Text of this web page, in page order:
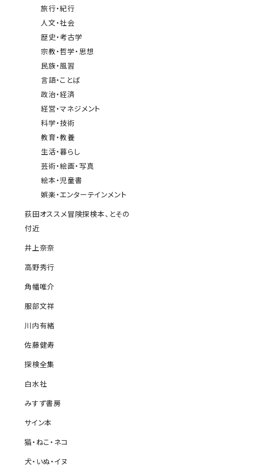
旅行・紀行
人文・社会
歴史・考古学
宗教・哲学・思想
民族・風習
言語・ことば
政治・経済
経営・マネジメント
科学・技術
教育・教養
生活・暮らし
芸術・絵画・写真
絵本・児童書
娯楽・エンターテインメント
荻田オススメ冒険探検本、とその
付近
井上奈奈
高野秀行
角幡唯介
服部文祥
川内有緒
佐藤健寿
探検全集
白水社
みすず書房
サイン本
猫・ねこ・ネコ
犬・いぬ・イヌ